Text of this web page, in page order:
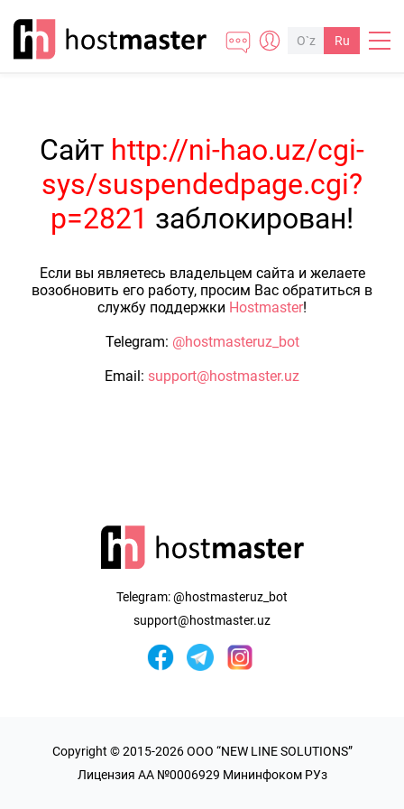
O`z Ru
Сайт http://ni-hao.uz/cgi-
sys/suspendedpage.cgi?
p=2821 заблокирован!
Если вы являетесь владельцем сайта и желаете
возобновить его работу, просим Вас обратиться в
службу поддержки Hostmaster!
Telegram: @hostmasteruz_bot
Email: support@hostmaster.uz
Telegram:@hostmasteruz_bot
support@hostmaster.uz
Copyright © 2015-2026 OOO “NEW LINE SOLUTIONS”
Лицензия AA №0006929 Мининфоком РУз